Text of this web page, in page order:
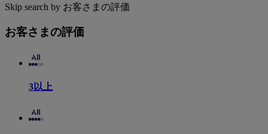
Skip search by お客さまの評価
お客さまの評価
3以上